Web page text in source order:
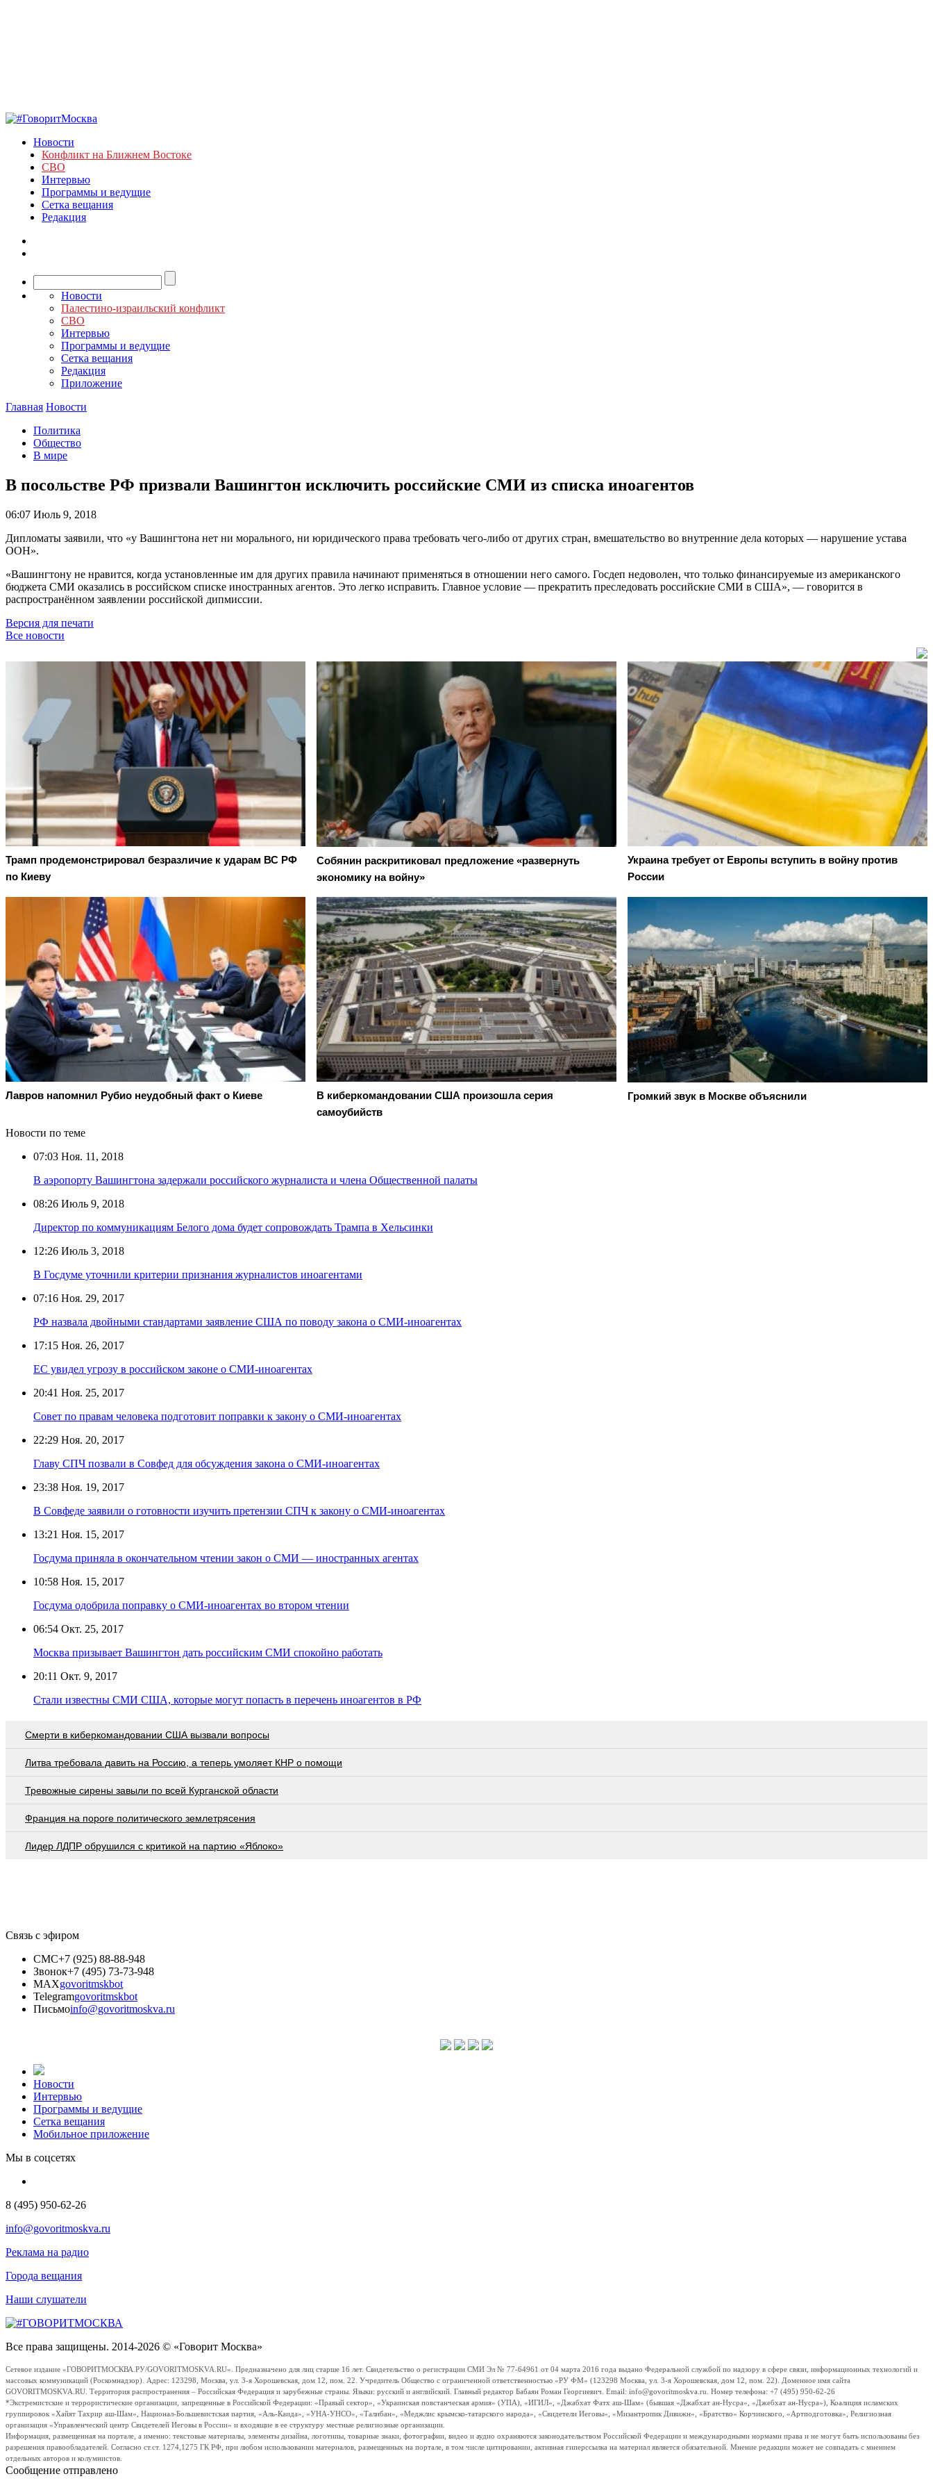
Новости
Конфликт на Ближнем Востоке
СВО
Интервью
Программы и ведущие
Сетка вещания
Редакция
Новости
Палестино-израильский конфликт
СВО
Интервью
Программы и ведущие
Сетка вещания
Редакция
Приложение
Главная Новости
Политика
Общество
В мире
В посольстве РФ призвали Вашингтон исключить российские СМИ из списка иноагентов
06:07 Июль 9, 2018
Дипломаты заявили, что «у Вашингтона нет ни морального, ни юридического права требовать чего-либо от других стран, вмешательство во внутренние дела которых — нарушение устава
ООН».
«Вашингтону не нравится, когда установленные им для других правила начинают применяться в отношении него самого. Госдеп недоволен, что только финансируемые из американского
бюджета СМИ оказались в российском списке иностранных агентов. Это легко исправить. Главное условие — прекратить преследовать российские СМИ в США», — говорится в
распространённом заявлении российской дипмиссии.
Версия для печати
Все новости
Трамп продемонстрировал безразличие к ударам ВС РФ
по Киеву
Собянин раскритиковал предложение «развернуть
экономику на войну»
Украина требует от Европы вступить в войну против
России
Лавров напомнил Рубио неудобный факт о Киеве
В киберкомандовании США произошла серия
самоубийств
Громкий звук в Москве объяснили
Новости по теме
07:03 Ноя. 11, 2018
В аэропорту Вашингтона задержали российского журналиста и члена Общественной палаты
08:26 Июль 9, 2018
Директор по коммуникациям Белого дома будет сопровождать Трампа в Хельсинки
12:26 Июль 3, 2018
В Госдуме уточнили критерии признания журналистов иноагентами
07:16 Ноя. 29, 2017
РФ назвала двойными стандартами заявление США по поводу закона о СМИ-иноагентах
17:15 Ноя. 26, 2017
ЕС увидел угрозу в российском законе о СМИ-иноагентах
20:41 Ноя. 25, 2017
Совет по правам человека подготовит поправки к закону о СМИ-иноагентах
22:29 Ноя. 20, 2017
Главу СПЧ позвали в Совфед для обсуждения закона о СМИ-иноагентах
23:38 Ноя. 19, 2017
В Совфеде заявили о готовности изучить претензии СПЧ к закону о СМИ-иноагентах
13:21 Ноя. 15, 2017
Госдума приняла в окончательном чтении закон о СМИ — иностранных агентах
10:58 Ноя. 15, 2017
Госдума одобрила поправку о СМИ-иноагентах во втором чтении
06:54 Окт. 25, 2017
Москва призывает Вашингтон дать российским СМИ спокойно работать
20:11 Окт. 9, 2017
Стали известны СМИ США, которые могут попасть в перечень иноагентов в РФ
Смерти в киберкомандовании США вызвали вопросы
Литва требовала давить на Россию, а теперь умоляет КНР о помощи
Тревожные сирены завыли по всей Курганской области
Франция на пороге политического землетрясения
Лидер ЛДПР обрушился с критикой на партию «Яблоко»
Связь с эфиром
СМС+7 (925) 88-88-948
Звонок+7 (495) 73-73-948
MAXgovoritmskbot
Telegramgovoritmskbot
Письмоinfo@govoritmoskva.ru
Новости
Интервью
Программы и ведущие
Сетка вещания
Мобильное приложение
Мы в соцсетях
8 (495) 950-62-26
info@govoritmoskva.ru
Реклама на радио
Города вещания
Наши слушатели
Все права защищены. 2014-2026 © «Говорит Москва»
Сетевое издание «ГОВОРИТМОСКВА.РУ/GOVORITMOSKVA.RU». Предназначено для лиц старше 16 лет. Свидетельство о регистрации СМИ Эл № 77-64961 от 04 марта 2016 года выдано Федеральной службой по надзору в сфере связи, информационных технологий и
массовых коммуникаций (Роскомнадзор). Адрес: 123298, Москва, ул. 3-я Хорошевская, дом 12, пом. 22. Учредитель Общество с ограниченной ответственностью «РУ ФМ» (123298 Москва, ул. 3-я Хорошевская, дом 12, пом. 22). Доменное имя сайта
GOVORITMOSKVA.RU. Территория распространения – Российская Федерация и зарубежные страны. Языки: русский и английский. Главный редактор Бабаян Роман Георгиевич. Email: info@govoritmoskva.ru. Номер телефона: +7 (495) 950-62-26
*Экстремистские и террористические организации, запрещенные в Российской Федерации: «Правый сектор», «Украинская повстанческая армия» (УПА), «ИГИЛ», «Джабхат Фатх аш-Шам» (бывшая «Джабхат ан-Нусра», «Джебхат ан-Нусра»), Коалиция исламских
группировок «Хайят Тахрир аш-Шам», Национал-Большевистская партия, «Аль-Каида», «УНА-УНСО», «Талибан», «Меджлис крымско-татарского народа», «Свидетели Иеговы», «Мизантропик Дивижн», «Братство» Корчинского, «Артподготовка», Религиозная
организация «Управленческий центр Свидетелей Иеговы в России» и входящие в ее структуру местные религиозные организации.
Информация, размещенная на портале, а именно: текстовые материалы, элементы дизайна, логотипы, товарные знаки, фотографии, видео и аудио охраняются законодательством Российской Федерации и международными нормами права и не могут быть использованы без
разрешения правообладателей. Согласно ст.ст. 1274,1275 ГК РФ, при любом использовании материалов, размещенных на портале, в том числе цитировании, активная гиперссылка на материал является обязательной. Мнение редакции может не совпадать с мнением
отдельных авторов и колумнистов.
Сообщение отправлено